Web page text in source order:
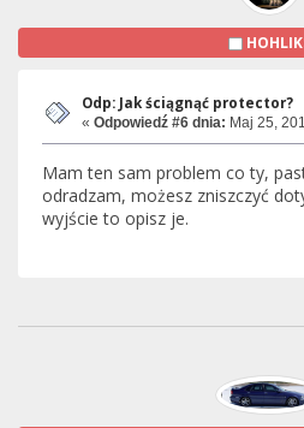
Odp: Jak ściągnąć protector?
« Odpowiedź #6 dnia: Maj 25,
Mam ten sam problem co ty,
odradzam, możesz zniszczyć
wyjście to opisz je.